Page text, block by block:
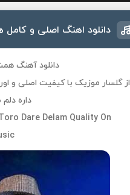
دانلود اهنگ اصلی و
دانلود آهنگ
از گلسار موزیک با کیفیت اصلی و
داره
Dare Delam Quality On